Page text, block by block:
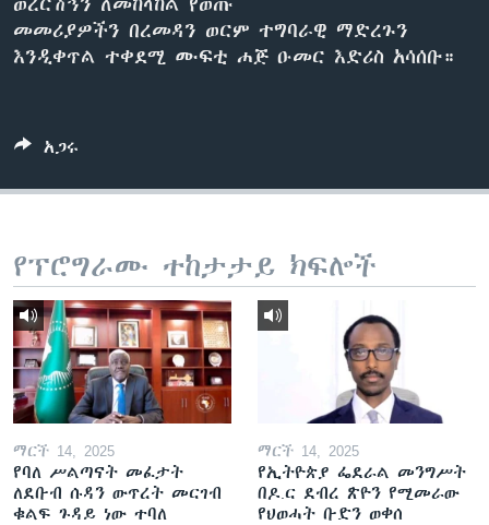
ወረርሽኝን ለመከላከል የወጡ
መመሪያዎችን በረመዳን ወርም ተግባራዊ ማድረጉን
እንዲቀጥል ተቀደሚ ሙፍቲ ሐጅ ዑመር እድሪስ አሳሰቡ።
አጋሩ
የፕሮግራሙ ተከታታይ ክፍሎች
ማርች 14, 2025
የባለ ሥልጣናት መፈታት
ለደቡብ ሱዳን ውጥረት መርገብ
ቁልፍ ጉዳይ ነው ተባለ
ማርች 14, 2025
የኢትዮጵያ ፌደራል መንግሥት
በዶ.ር ደብረ ጽዮን የሚመራው
የህወሓት ቡድን ወቀሰ